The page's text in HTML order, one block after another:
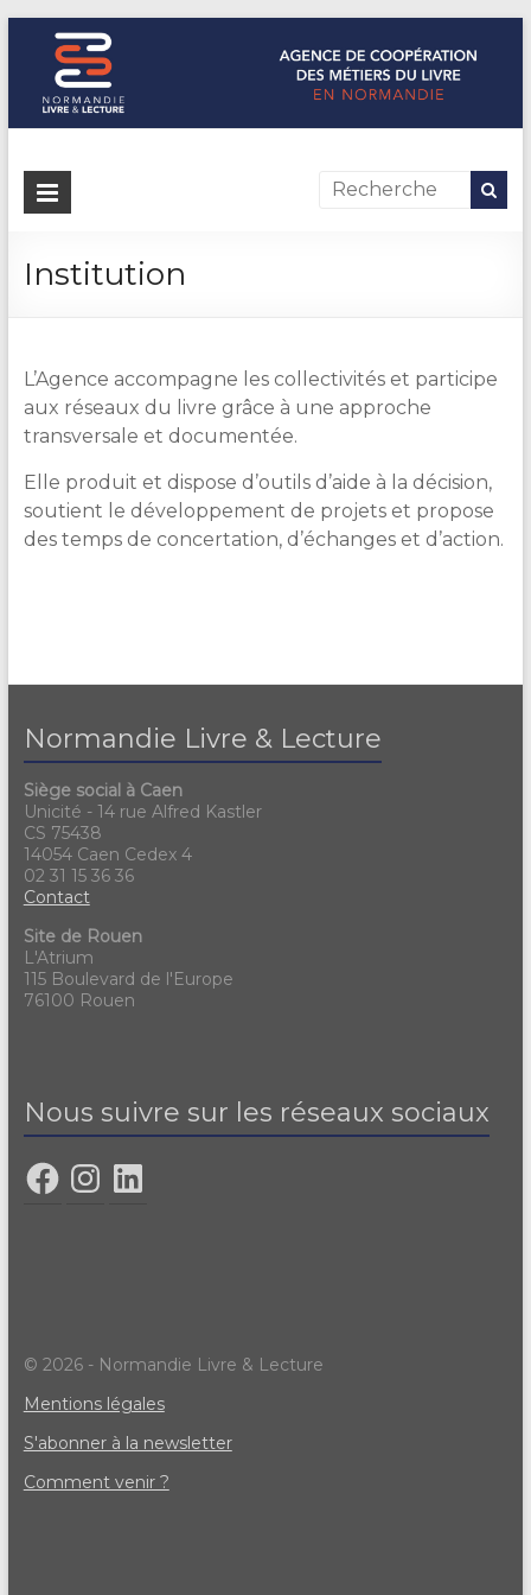
Normandie Livre & Lecture
L'agence de coopération des métiers du livre en Normandie
Institution
L’Agence accompagne les collectivités et participe
aux réseaux du livre grâce à une approche
transversale et documentée.
Elle produit et dispose d’outils d’aide à la décision,
soutient le développement de projets et propose
des temps de concertation, d’échanges et d’action.
Normandie Livre & Lecture
Siège social à Caen
Unicité - 14 rue Alfred Kastler
CS 75438
14054 Caen Cedex 4
02 31 15 36 36
Contact
Site de Rouen
L'Atrium
115 Boulevard de l'Europe
76100 Rouen
Nous suivre sur les réseaux sociaux
© 2026 - Normandie Livre & Lecture
Mentions légales
S'abonner à la newsletter
Comment venir ?